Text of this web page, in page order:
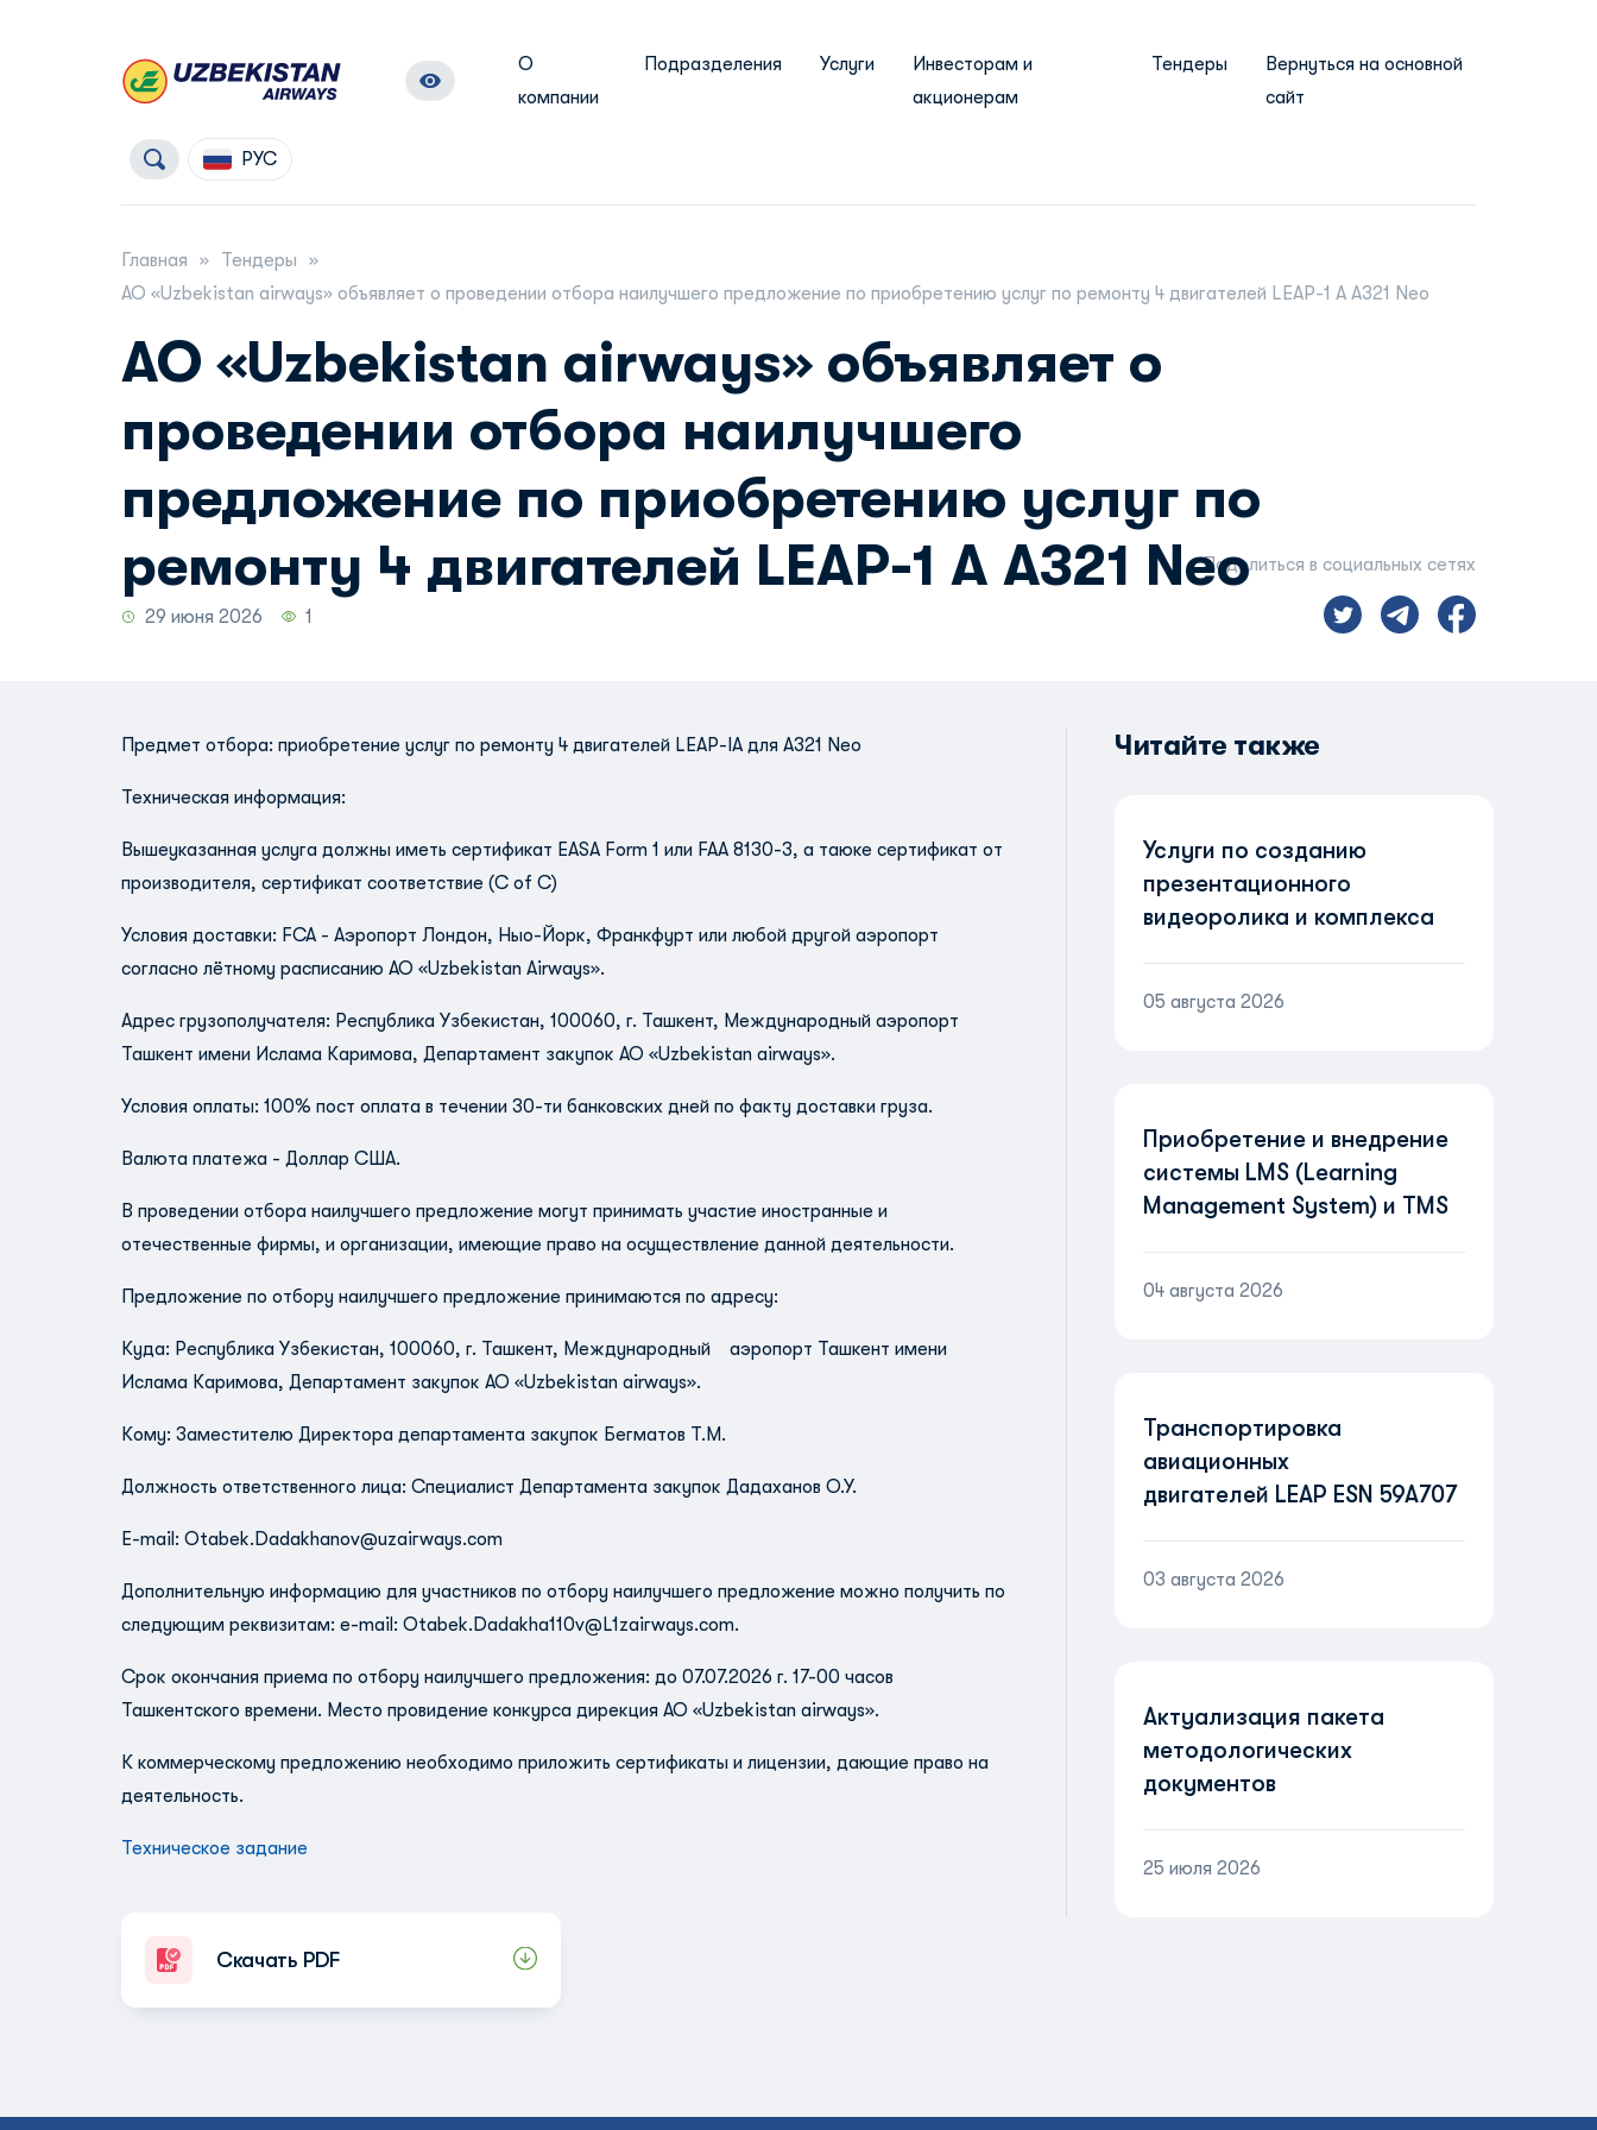
О
компании
Подразделения Услуги
Инвесторам и
акционерам
Тендеры
Вернуться на основной
сайт
РУС
Главная
Тендеры
АО «Uzbekistan airways» объявляет о проведении отбора наилучшего предложение по приобретению услуг по ремонту 4 двигателей LEAP-1 А А321 Neo
АО «Uzbekistan airways» объявляет о
проведении отбора наилучшего
предложение по приобретению услуг по
ремонту 4 двигателей LEAP-1 А А321 Neo
29 июня 2026 1
Поделиться в социальных сетях
Предмет отбора: приобретение услуг по ремонту 4 двигателей LEAP-IA для А321 Neo
Техническая информация:
Вышеуказанная услуга должны иметь сертификат EASA Form 1 или FAA 8130-3, а таюке сертификат от
производителя, сертификат соответствие (С of С)
Условия доставки: FCA - Аэропорт Лондон, Ныо-Йорк, Франкфурт или любой другой аэропорт
согласно лётному расписанию АО «Uzbekistan Airways».
Адрес грузополучателя: Республика Узбекистан, 100060, г. Ташкент, Международный аэропорт
Ташкент имени Ислама Каримова, Департамент закупок АО «Uzbekistan airways».
Условия оплаты: 100% пост оплата в течении 30-ти банковских дней по факту доставки груза.
Валюта платежа - Доллар США.
В проведении отбора наилучшего предложение могут принимать участие иностранные и
отечественные фирмы, и организации, имеющие право на осуществление данной деятельности.
Предложение по отбору наилучшего предложение принимаются по адресу:
Куда: Республика Узбекистан, 100060, г. Ташкент, Международный аэропорт Ташкент имени
Ислама Каримова, Департамент закупок АО «Uzbekistan airways».
Кому: Заместителю Директора департамента закупок Бегматов Т.М.
Должность ответственного лица: Специалист Департамента закупок Дадаханов О.У.
E-mail: Otabek.Dadakhanov@uzaiгways.com
Дополнительную информацию для участников по отбору наилучшего предложение можно получить по
следующим реквизитам: e-mail: Otabek.Dadakha110v@L1zaiгways.com.
Срок окончания приема по отбору наилучшего предложения: до 07.07.2026 г. 17-00 часов
Ташкентского времени. Место провидение конкурса дирекция АО «Uzbekistan airways».
К коммерческому предложению необходимо приложить сертификаты и лицензии, дающие право на
деятельность.
Техническое задание
Скачать PDF
Читайте также
Услуги по созданию
презентационного
видеоролика и комплекса
судне Airbus A321neo
05 августа 2026
Приобретение и внедрение
системы LMS (Learning
Management System) и TMS
04 августа 2026
Транспортировка
авиационных
двигателей LEAP ESN 59A707
03 августа 2026
Актуализация пакета
методологических
документов
25 июля 2026